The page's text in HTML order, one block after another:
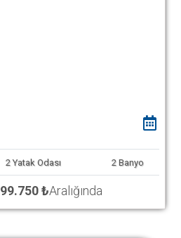
2 Yatak Odası 2 Banyo
99.750 ₺Aralığında